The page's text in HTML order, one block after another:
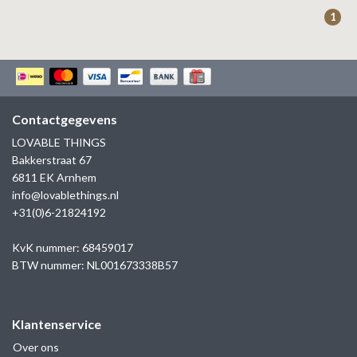
KAPTEN & SON
1
Contactgegevens
LOVABLE THINGS
Bakkerstraat 67
6811 EK Arnhem
info@lovablethings.nl
+31(0)6-21824192
KvK nummer: 68459017
BTW nummer: NL001673338B57
Klantenservice
Over ons